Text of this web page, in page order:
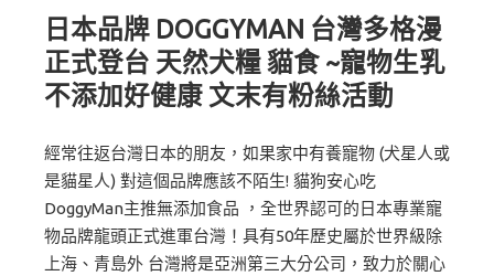
日本品牌 DOGGYMAN 台灣多格漫
正式登台 天然犬糧 貓食 ~寵物生乳
不添加好健康 文末有粉絲活動
經常往返台灣日本的朋友，如果家中有養寵物 (犬星人或
是貓星人) 對這個品牌應該不陌生! 貓狗安心吃
DoggyMan主推無添加食品 ，全世界認可的日本專業寵
物品牌龍頭正式進軍台灣！具有50年歷史屬於世界級除
上海、青島外 台灣將是亞洲第三大分公司，致力於關心